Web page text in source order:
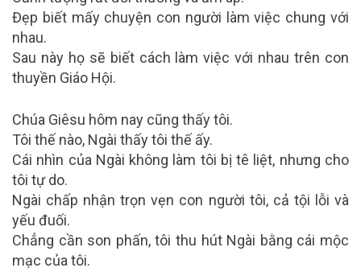
Đẹp biết mấy chuyện con người làm việc chung với
nhau.
Sau này họ sẽ biết cách làm việc với nhau trên con
thuyền Giáo Hội.
Chúa Giêsu hôm nay cũng thấy tôi.
Tôi thế nào, Ngài thấy tôi thế ấy.
Cái nhìn của Ngài không làm tôi bị tê liệt, nhưng cho
tôi tự do.
Ngài chấp nhận trọn vẹn con người tôi, cả tội lỗi và
yếu đuối.
Chẳng cần son phấn, tôi thu hút Ngài bằng cái mộc
mạc của tôi.